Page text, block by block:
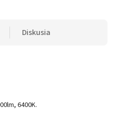
Diskusia
6400K.